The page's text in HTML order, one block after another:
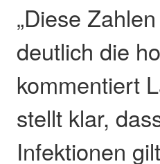
„Diese
deutlich die
kommentiert
stellt klar,
Infektionen